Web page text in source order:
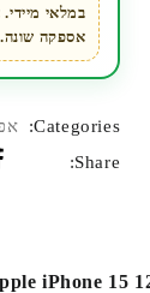
במלאי
אספקה שונה.
Categories:
Share: